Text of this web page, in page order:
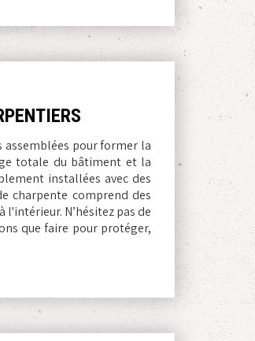
assemblées pour former la
totale du bâtiment et la
installées avec des
charpente comprend des
N’hésitez pas de
que faire pour protéger,